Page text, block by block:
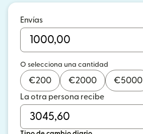
Envías
O selecciona una cantidad
€200 €2000 €5000
La otra persona recibe